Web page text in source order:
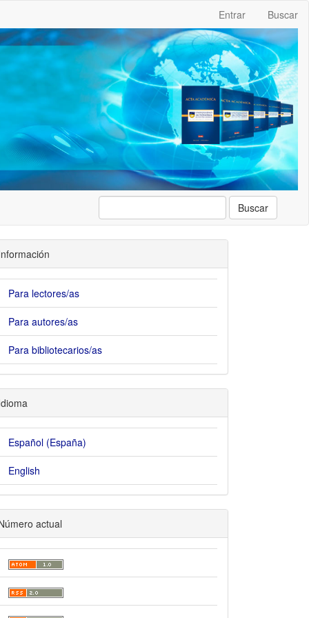
Entrar Buscar
Buscar
Para lectores/as
Para autores/as
Para bibliotecarios/as
Español (España)
English
actual